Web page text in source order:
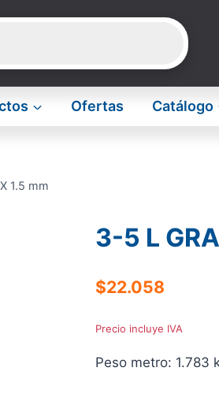
Ofertas Catálogo
1.5 mm
3-5 L
$22.058
Precio incluye IVA
Peso metro: 1.783